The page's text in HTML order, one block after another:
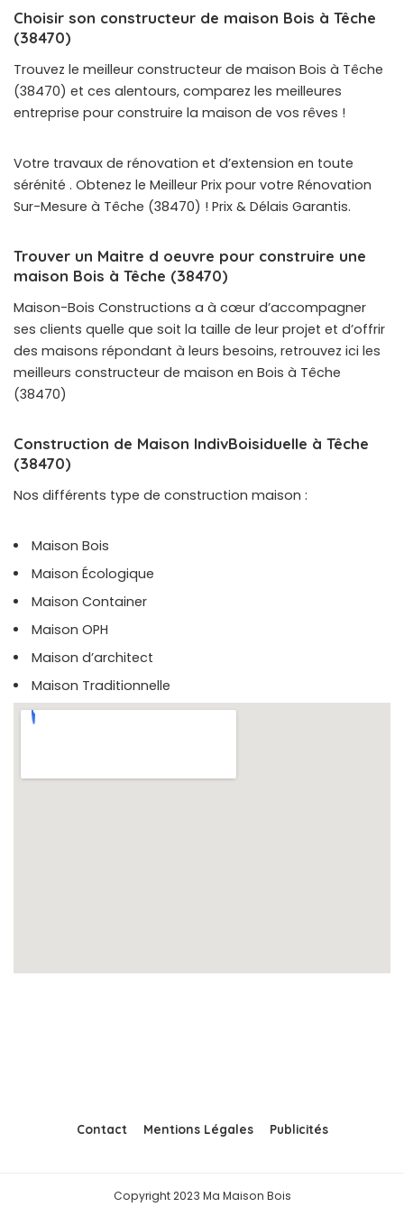
Choisir son constructeur de maison Bois à Têche
(38470)
Trouvez le meilleur constructeur de maison Bois à Têche
(38470) et ces alentours, comparez les meilleures
entreprise pour construire la maison de vos rêves !
Votre travaux de rénovation et d’extension en toute
sérénité . Obtenez le Meilleur Prix pour votre Rénovation
Sur-Mesure à Têche (38470) ! Prix & Délais Garantis.
Trouver un Maitre d oeuvre pour construire une
maison Bois à Têche (38470)
Maison-Bois Constructions a à cœur d’accompagner
ses clients quelle que soit la taille de leur projet et d’offrir
des maisons répondant à leurs besoins, retrouvez ici les
meilleurs constructeur de maison en Bois à Têche
(38470)
Construction de Maison IndivBoisiduelle à Têche
(38470)
Nos différents type de construction maison :
Maison Bois
Maison Écologique
Maison Container
Maison OPH
Maison d’architect
Maison Traditionnelle
Contact Mentions Légales Publicités
Copyright 2023 Ma Maison Bois